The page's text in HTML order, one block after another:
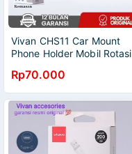
Vivan CHS11 Car Mount
Phone Holder Mobil Rotasi
Rp70.000